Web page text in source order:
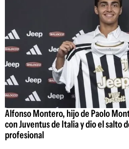
Alfonso Montero, hijo de Paolo
con Juventus de Italia y dio el salto
profesional